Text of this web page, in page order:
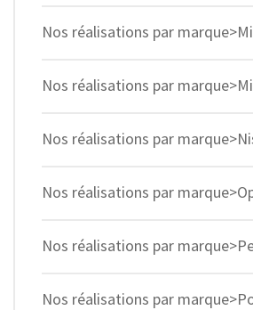
Nos réalisations par
Nos réalisations par
Nos réalisations par
Nos réalisations par
Nos réalisations par
Nos réalisations par